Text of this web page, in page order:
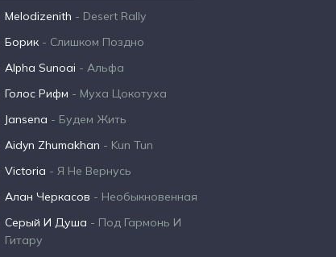
Melodizenith - Desert Rally
Борик - Слишком Поздно
Alpha Sunoai - Альфа
Голос Рифм - Муха Цокотуха
Jansena - Будем Жить
Aidyn Zhumakhan - Kun Tun
Victoria - Я Не Вернусь
Алан Черкасов - Необыкновенная
Серый И Душа - Под Гармонь И
Гитару